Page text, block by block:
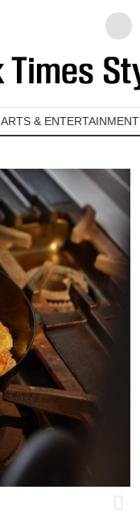
ARTS & ENTERTAINMENT